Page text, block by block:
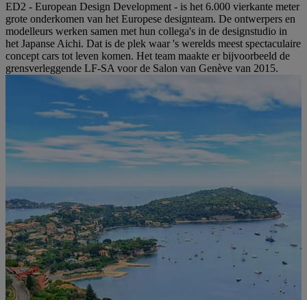
ED2 - European Design Development - is het 6.000 vierkante meter
grote onderkomen van het Europese designteam. De ontwerpers en
modelleurs werken samen met hun collega's in de designstudio in
het Japanse Aichi. Dat is de plek waar 's werelds meest spectaculaire
concept cars tot leven komen. Het team maakte er bijvoorbeeld de
grensverleggende LF-SA voor de Salon van Genève van 2015.